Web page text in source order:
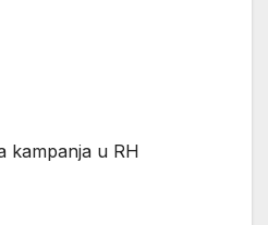
kampanja u RH